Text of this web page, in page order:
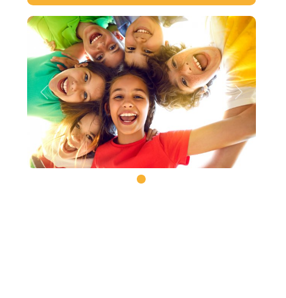
Previous Next